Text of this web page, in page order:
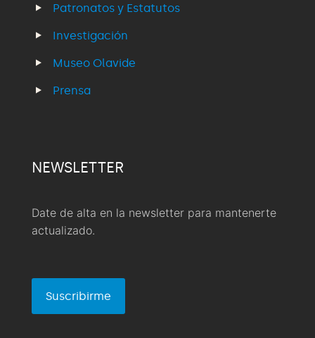
Patronatos y Estatutos
Investigación
Museo Olavide
Prensa
NEWSLETTER
Date de alta en la newsletter para mantenerte
actualizado.
Suscribirme